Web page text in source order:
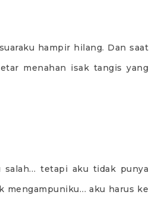
hampir hilang. Dan saat
menahan isak tangis yang
salah… tetapi aku tidak punya
mengampuniku… aku harus ke